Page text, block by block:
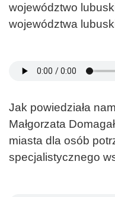
województwo
województwa
Jak powiedziała
Małgorzata
miasta dla osób
specjalistycznego